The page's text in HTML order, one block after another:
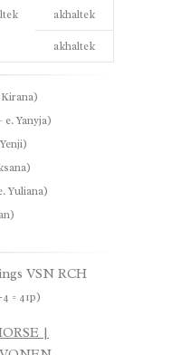
akhaltek
akhaltek
Kirana)
e. Yanyja)
Yuliana)
VSN RCH
= 41p)
|